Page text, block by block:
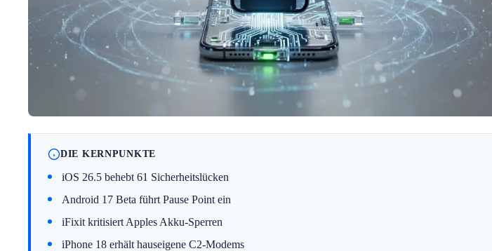
DIE KERNPUNKTE
iOS 26.5 behebt 61 Sicherheitslücken
Android 17 Beta führt Pause Point ein
iFixit kritisiert Apples Akku-Sperren
iPhone 18 erhält hauseigene C2-Modems